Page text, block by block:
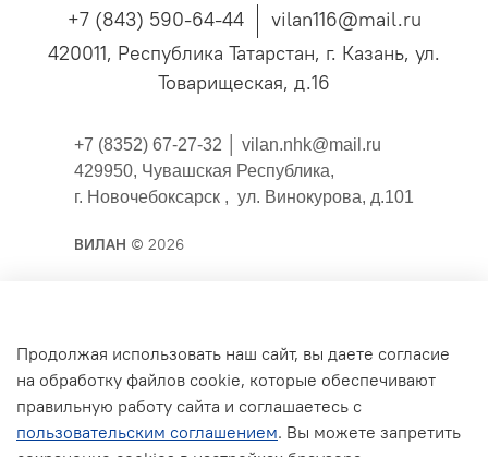
+7 (843) 590-64-44
vilan116@mail.ru
420011, Республика Татарстан, г. Казань, ул.
Товарищеская, д.16
+7 (8352) 67-27-32 │ vilan.nhk@mail.ru
429950, Чувашская Республика,
г. Новочебоксарск , ул. Винокурова, д.101
ВИЛАН © 2026
Публичная оферта
Согласие на обработку персональных данных для
сайта
Продолжая использовать наш сайт, вы даете согласие
на обработку файлов cookie, которые обеспечивают
правильную работу сайта и соглашаетесь с
пользовательским соглашением. Вы можете запретить